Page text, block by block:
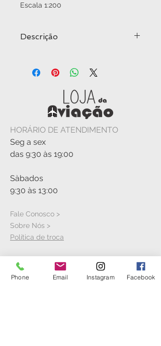
Escala 1:200
Descrição
para decoração. Acompanha
TAMANHO
34 cm comprimento
39 cm envergadura
HORÁRIO DE ATENDIMENTO
Seg a sex
das 9:30 às 19:00
Sàbados
9:30 às 13:00
Fale Conosco >
Sobre Nós >
Política de troca
VISITE A LOJA
Phone Email Instagram Facebook